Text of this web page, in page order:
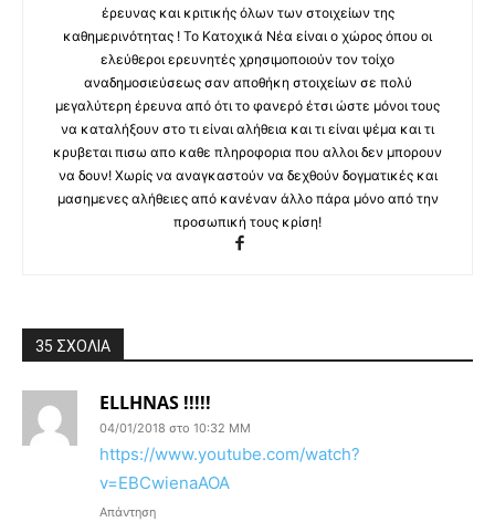
έρευνας και κριτικής όλων των στοιχείων της
καθημερινότητας ! Το Κατοχικά Νέα είναι ο χώρος όπου οι
ελεύθεροι ερευνητές χρησιμοποιούν τον τοίχο
αναδημοσιεύσεως σαν αποθήκη στοιχείων σε πολύ
μεγαλύτερη έρευνα από ότι το φανερό έτσι ώστε μόνοι τους
να καταλήξουν στο τι είναι αλήθεια και τι είναι ψέμα και τι
κρυβεται πισω απο καθε πληροφορια που αλλοι δεν μπορουν
να δουν! Χωρίς να αναγκαστούν να δεχθούν δογματικές και
μασημενες αλήθειες από κανέναν άλλο πάρα μόνο από την
προσωπική τους κρίση!
35 ΣΧΟΛΙΑ
ELLHNAS !!!!!
04/01/2018 στο 10:32 ΜΜ
https://www.youtube.com/watch?
v=EBCwienaAOA
Απάντηση